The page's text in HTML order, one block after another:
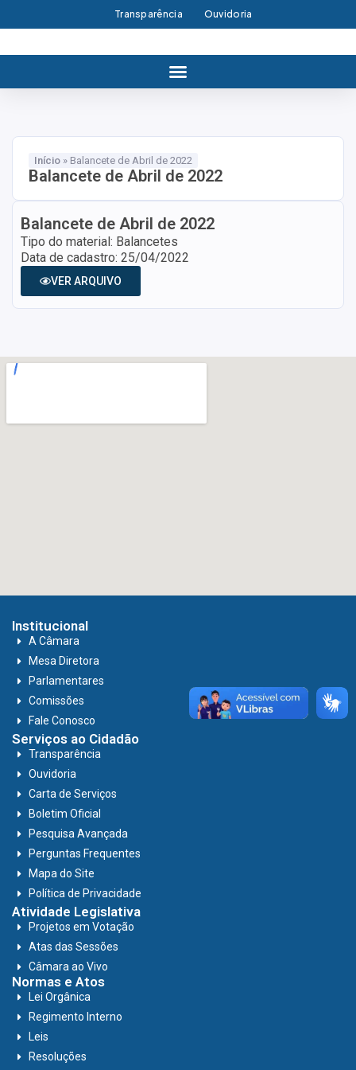
Transparência Ouvidoria
Início » Balancete de Abril de 2022
Balancete de Abril de 2022
Balancete de Abril de 2022
Tipo do material: Balancetes
Data de cadastro: 25/04/2022
VER ARQUIVO
Institucional
A Câmara
Mesa Diretora
Parlamentares
Comissões
Fale Conosco
Serviços ao Cidadão
Transparência
Ouvidoria
Carta de Serviços
Boletim Oficial
Pesquisa Avançada
Perguntas Frequentes
Mapa do Site
Política de Privacidade
Atividade Legislativa
Projetos em Votação
Atas das Sessões
Câmara ao Vivo
Normas e Atos
Lei Orgânica
Regimento Interno
Leis
Resoluções